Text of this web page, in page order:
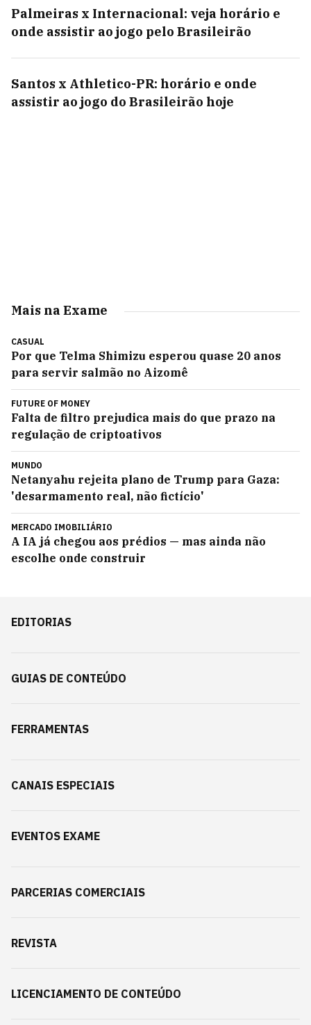
Palmeiras x Internacional: veja horário e
onde assistir ao jogo pelo Brasileirão
Santos x Athletico-PR: horário e onde
assistir ao jogo do Brasileirão hoje
Mais na Exame
CASUAL
Por que Telma Shimizu esperou quase 20 anos
para servir salmão no Aizomê
FUTURE OF MONEY
Falta de filtro prejudica mais do que prazo na
regulação de criptoativos
MUNDO
Netanyahu rejeita plano de Trump para Gaza:
'desarmamento real, não fictício'
MERCADO IMOBILIÁRIO
A IA já chegou aos prédios — mas ainda não
escolhe onde construir
EDITORIAS
GUIAS DE CONTEÚDO
FERRAMENTAS
CANAIS ESPECIAIS
EVENTOS EXAME
PARCERIAS COMERCIAIS
REVISTA
LICENCIAMENTO DE CONTEÚDO